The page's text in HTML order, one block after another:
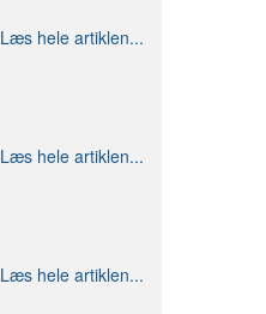
Læs hele artiklen...
Læs hele artiklen...
Læs hele artiklen...